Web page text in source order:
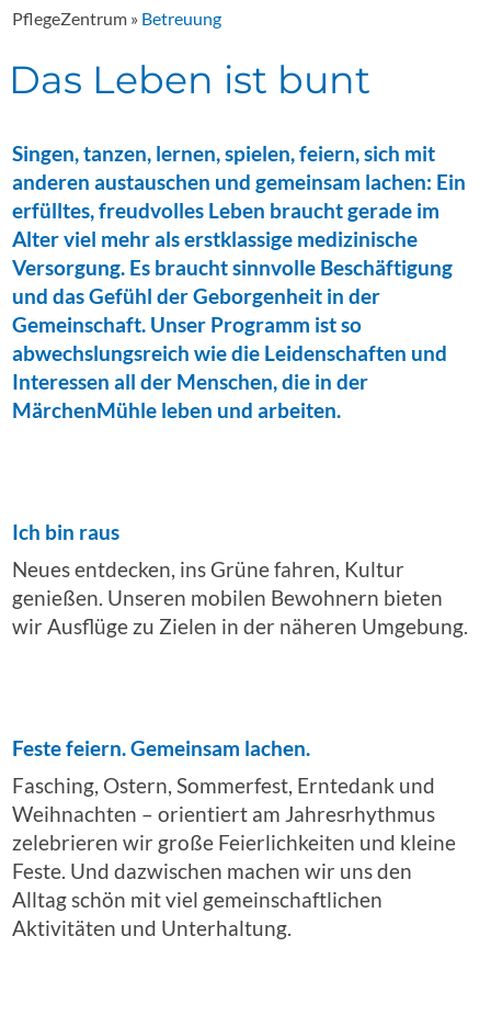
PflegeZentrum » Betreuung
Das Leben ist bunt
Singen, tanzen, lernen, spielen, feiern, sich mit
anderen austauschen und gemeinsam lachen: Ein
erfülltes, freudvolles Leben braucht gerade im
Alter viel mehr als erstklassige medizinische
Versorgung. Es braucht sinnvolle Beschäftigung
und das Gefühl der Geborgenheit in der
Gemeinschaft. Unser Programm ist so
abwechslungsreich wie die Leidenschaften und
Interessen all der Menschen, die in der
MärchenMühle leben und arbeiten.
Ich bin raus
Neues entdecken, ins Grüne fahren, Kultur
genießen. Unseren mobilen Bewohnern bieten
wir Ausflüge zu Zielen in der näheren Umgebung.
Feste feiern. Gemeinsam lachen.
Fasching, Ostern, Sommerfest, Erntedank und
Weihnachten – orientiert am Jahresrhythmus
zelebrieren wir große Feierlichkeiten und kleine
Feste. Und dazwischen machen wir uns den
Alltag schön mit viel gemeinschaftlichen
Aktivitäten und Unterhaltung.